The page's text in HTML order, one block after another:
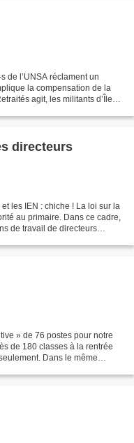
de l’UNSA réclament un
la compensation de la
agit, les militants d’Île
directeurs
les IEN : chiche ! La loi sur la
au primaire. Dans ce cadre,
de travail de directeurs
» de 76 postes pour notre
de 180 classes à la rentrée
Dans le même